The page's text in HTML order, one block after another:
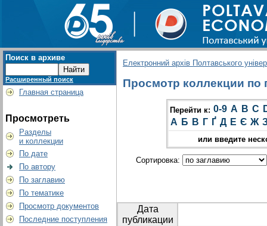
Поиск в архиве
Расширенный поиск
Главная страница
Просмотреть
Разделы
и коллекции
По дате
По автору
По заглавию
По тематике
Просмотр документов
Последние поступления
Електронний архів Полтавського
Просмотр коллекции по
Перейти к: 0-9 A B C
А Б В Г Ґ Д Е Є Ж
или введите
Сортировка:
Дата
публикации